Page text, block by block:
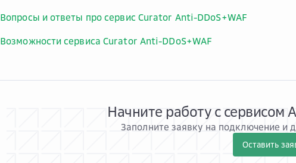
Вопросы и ответы про сервис Curator Anti-DDoS+WAF
Возможности сервиса Curator Anti-DDoS+WAF
Начните работу с сервисом
Заполните заявку на подключение и
Оставить